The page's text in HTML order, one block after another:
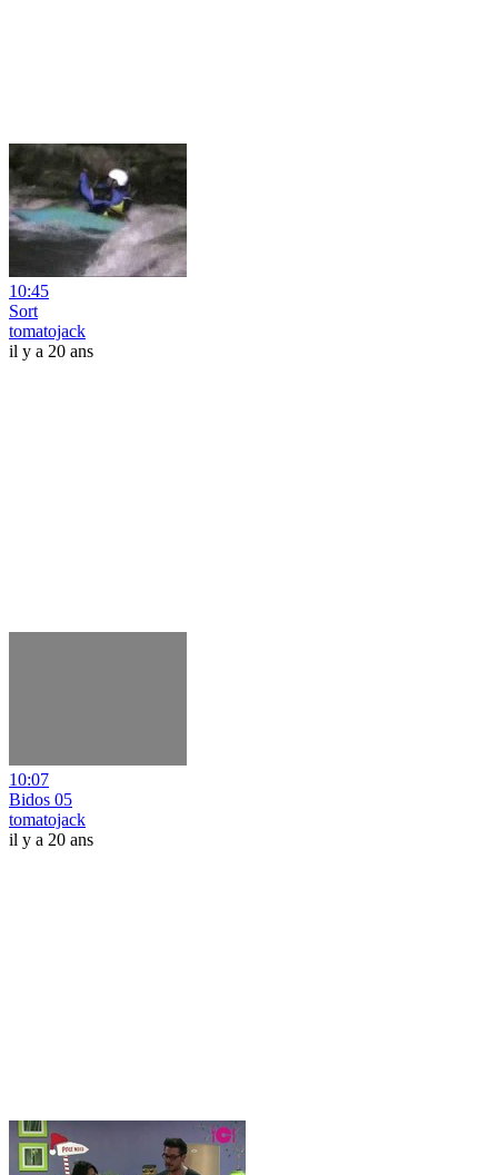
10:45
Sort
tomatojack
il y a 20 ans
10:07
Bidos 05
tomatojack
il y a 20 ans